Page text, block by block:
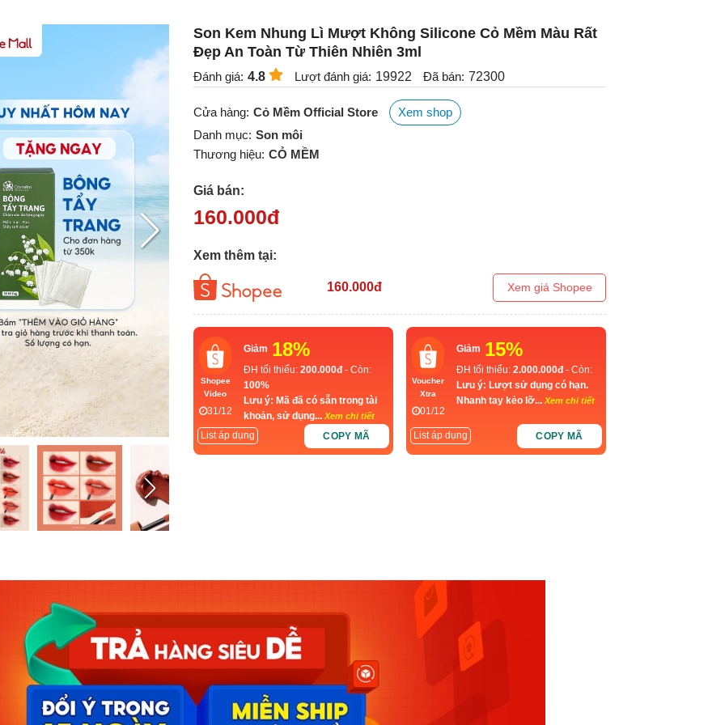
Son Kem Nhung Lì Mượt Không Silicone Cỏ Mềm Màu Rất
Đẹp An Toàn Từ Thiên Nhiên 3ml
Đánh giá: 4.8 Lượt đánh giá: 19922 Đã bán: 72300
Cửa hàng: Cỏ Mềm Official Store
Xem shop
Danh mục: Son môi
Thương hiệu: CỎ MỀM
Giá bán:
160.000đ
Xem thêm tại:
160.000đ Xem giá Shopee
Shopee
Video
31/12
Giảm 18%
ĐH tối thiểu: 200.000đ - Còn:
100%
Lưu ý: Mã đã có sẵn trong tài
khoản, sử dụng... Xem chi tiết
List áp dụng COPY MÃ
Voucher
Xtra
01/12
Giảm 15%
ĐH tối thiểu: 2.000.000đ - Còn:
Lưu ý: Lượt sử dụng có hạn.
Nhanh tay kẻo lỡ... Xem chi tiết
List áp dụng COPY MÃ